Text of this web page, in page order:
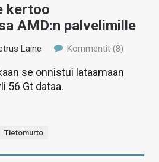
kertoo
AMD:n palvelimille
Laine Kommentit (8)
se onnistui lataamaan
56 Gt dataa.
Tietomurto